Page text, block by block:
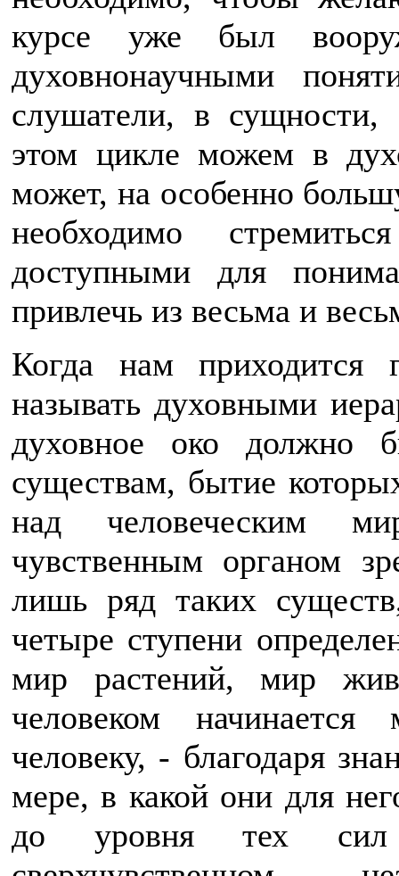
курсе уже был
духовнонаучными
слушатели, в
этом цикле можем в
может, на особенно
необходимо
доступными для
привлечь из весьма и
Когда нам приходится
называть духовными
духовное око должно
существам, бытие
над человеческим
чувственным органом
лишь ряд таких
четыре ступени
мир растений, мир
человеком
человеку, - благодаря
мере, в какой они для
до уровня тех